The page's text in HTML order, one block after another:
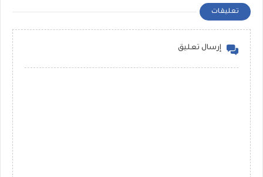
تعليقات
إرسال تعليق